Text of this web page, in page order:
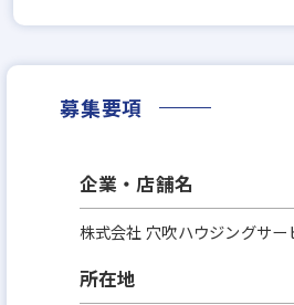
募集要項
企業・店舗名
株式会社 穴吹ハウジングサー
所在地